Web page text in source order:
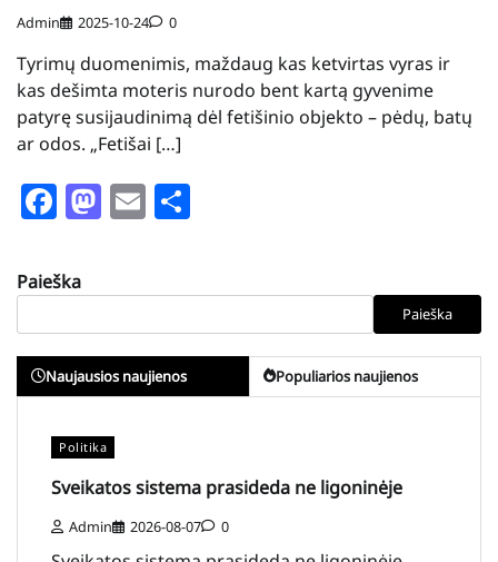
Admin 2025-10-24 0
Tyrimų duomenimis, maždaug kas ketvirtas vyras ir
kas dešimta moteris nurodo bent kartą gyvenime
patyrę susijaudinimą dėl fetišinio objekto – pėdų, batų
ar odos. „Fetišai […]
Facebook
Mastodon
Email
Paieška
Paieška
Naujausios naujienos Populiarios naujienos
Politika
Sveikatos sistema prasideda ne ligoninėje
Admin 2026-08-07 0